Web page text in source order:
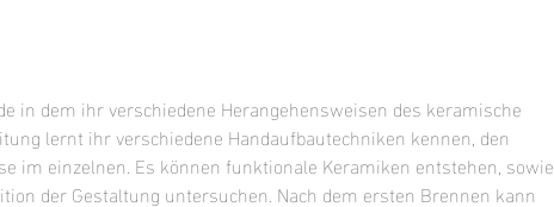
in dem ihr verschiedene Herangehensweisen des keramische
lernt ihr verschiedene Handaufbautechniken kennen, den
im einzelnen. Es können funktionale Keramiken entstehen, sowie
der Gestaltung untersuchen. Nach dem ersten Brennen kann